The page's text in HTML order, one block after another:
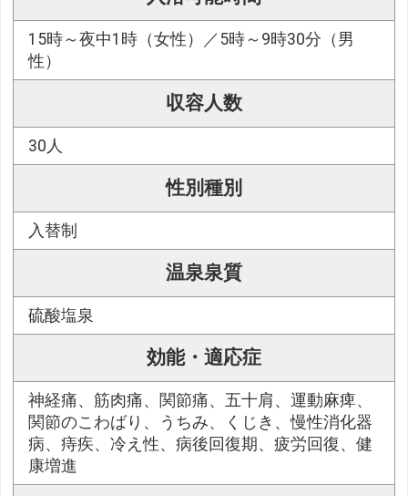
15時～夜中1時（女性）／5時～9時30分（男
性）
収容人数
30人
性別種別
入替制
温泉泉質
硫酸塩泉
効能・適応症
神経痛、筋肉痛、関節痛、五十肩、運動麻痺、
関節のこわばり、うちみ、くじき、慢性消化器
病、痔疾、冷え性、病後回復期、疲労回復、健
康増進